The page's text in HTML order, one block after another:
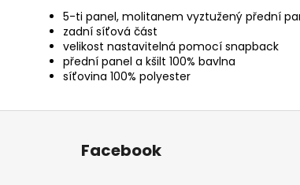
5-ti panel, molitanem vyztužený přední
zadní síťová část
velikost nastavitelná pomocí snapback
přední panel a kšilt 100% bavlna
síťovina 100% polyester
Z
Facebook